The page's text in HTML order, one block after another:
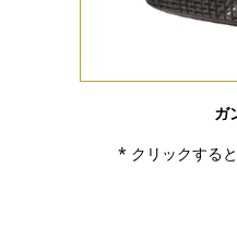
ガ
* クリックする